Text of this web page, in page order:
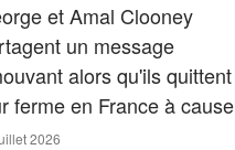
et Amal Clooney
un message
alors qu'ils quittent
ferme en France à cause
feux de forêt — Tous les
2026